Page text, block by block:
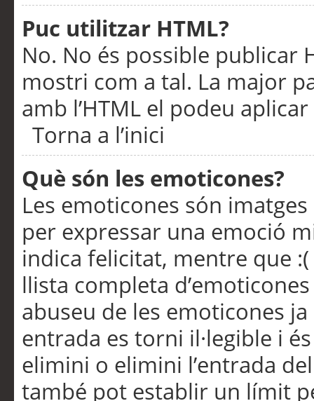
Puc utilitzar HTML?
No. No és possible publicar
mostri com a tal. La major
amb l’HTML el podeu
Torna a l’inici
Què són les emoticones?
Les emoticones són
per expressar una emoció
indica felicitat, mentre que
llista completa
abuseu de les emoticones
entrada es torni il·legible i
elimini o elimini l’entrada
també pot establir un límit